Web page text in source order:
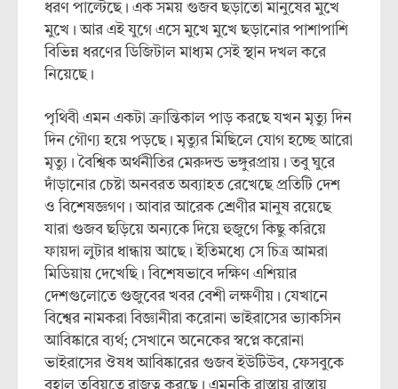
ধরণ পাল্টেছে। এক সময় গুজব ছড়াতো মানুষের মুখে
মুখে। আর এই যুগে এসে মুখে মুখে ছড়ানোর পাশাপাশি
বিভিন্ন ধরণের ডিজিটাল মাধ্যম সেই স্থান দখল করে
নিয়েছে।
পৃথিবী এমন একটা ক্রান্তিকাল পাড় করছে যখন মৃত্যু দিন
দিন গৌণ্য হয়ে পড়ছে। মৃত্যুর মিছিলে যোগ হচ্ছে আরো
মৃত্যু। বৈশ্বিক অর্থনীতির মেরুদন্ড ভঙ্গুরপ্রায়। তবু ঘুরে
দাঁড়ানোর চেষ্টা অনবরত অব্যাহত রেখেছে প্রতিটি দেশ
ও বিশেষজ্ঞগণ। আবার আরেক শ্রেণীর মানুষ রয়েছে
যারা গুজব ছড়িয়ে অন্যকে দিয়ে হুজুগে কিছু করিয়ে
ফায়দা লুটার ধান্ধায় আছে। ইতিমধ্যে সে চিত্র আমরা
মিডিয়ায় দেখেছি। বিশেষভাবে দক্ষিণ এশিয়ার
দেশগুলোতে গুজুবের খবর বেশী লক্ষণীয়। যেখানে
বিশ্বের নামকরা বিজ্ঞানীরা করোনা ভাইরাসের ভ্যাকসিন
আবিষ্কারে ব্যর্থ; সেখানে অনেকের স্বপ্নে করোনা
ভাইরাসের ঔষধ আবিষ্কারের গুজব ইউটিউব, ফেসবুকে